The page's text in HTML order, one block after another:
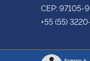
CEP: 97105-
+55 (55)